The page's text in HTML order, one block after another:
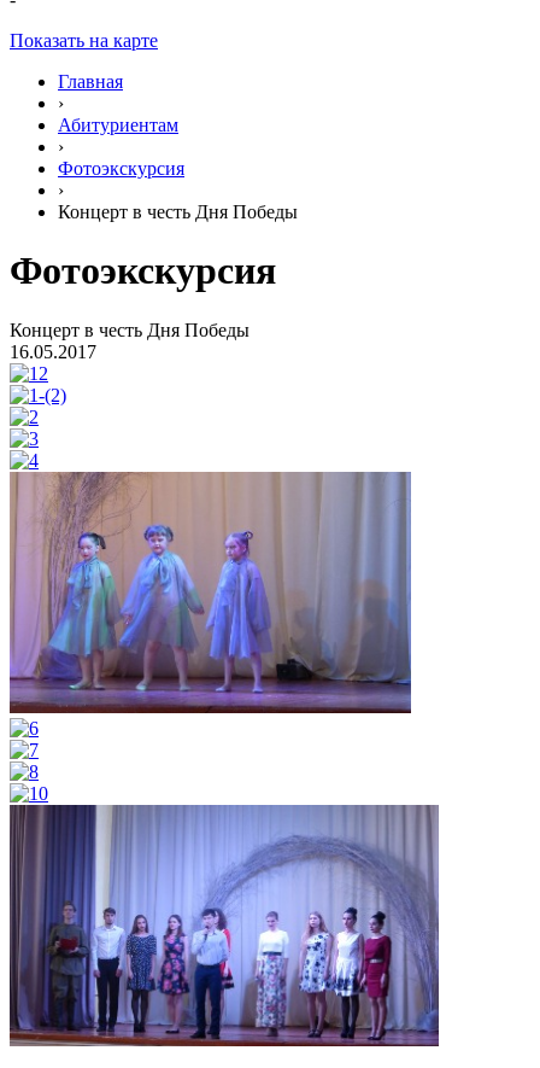
Показать на карте
Главная
›
Абитуриентам
›
Фотоэкскурсия
›
Концерт в честь Дня Победы
Фотоэкскурсия
Концерт в честь Дня Победы
16.05.2017